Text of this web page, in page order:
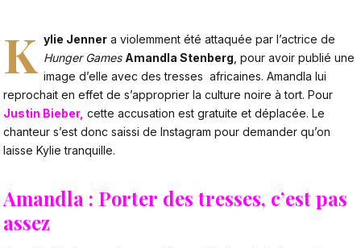
K ylie Jenner a violemment été attaquée par l’actrice de
Hunger Games Amandla Stenberg , pour avoir publié une
image d’elle avec des tresses africaines. Amandla lui
reprochait en effet de s’approprier la culture noire à tort. Pour
Justin Bieber, cette accusation est gratuite et déplacée. Le
chanteur s’est donc saissi de Instagram pour demander qu’on
laisse Kylie tranquille.
Amandla : Porter des tresses, c’est pas
assez